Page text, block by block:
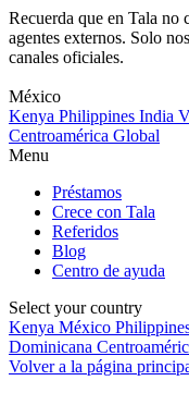
Recuerda que en Tala no
agentes externos. Solo
canales oficiales.
to
content
México
Kenya Philippines India
Centroamérica Global
Menu
Préstamos
Crece con Tala
Referidos
Blog
Centro de ayuda
Select your country
Kenya México
Dominicana
Volver a la página